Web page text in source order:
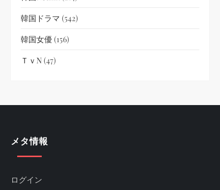
韓国ドラマ (542)
韓国女優(156)
ＴｖN(47)
メタ情報
ログイン